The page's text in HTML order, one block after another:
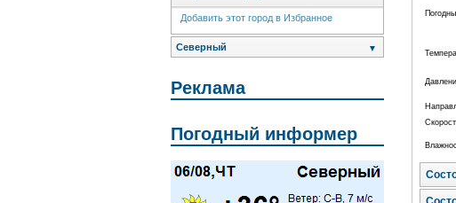
Добавить этот город в Избранное
Северный ▼
Реклама
Погодный информер